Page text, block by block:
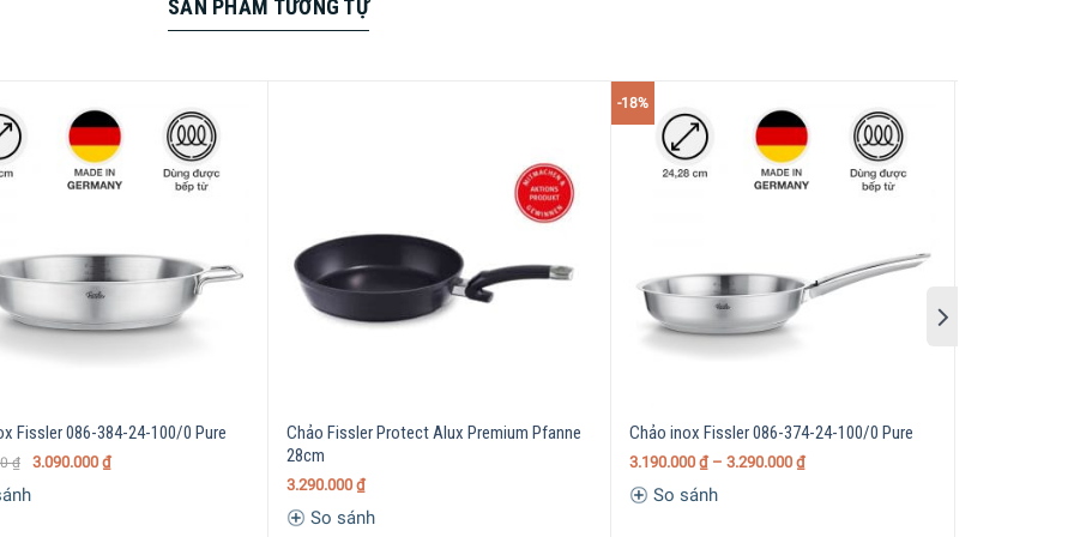
kiệm điện
SẢN PHẨM TƯƠNG TỰ
Fissler 086-384-24-100/0 Pure
₫ 3.090.000 ₫
Chảo Fissler Protect Alux Premium Pfanne
28cm
3.290.000 ₫
So sánh
-18%
Chảo inox Fissler 086-374-24-100/0 Pure
3.190.000₫ –3.290.000₫
So sánh